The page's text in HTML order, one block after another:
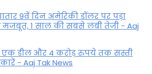
9वें दिन अमेरिकी डॉलर पर पड़ा
मजबूत, 1 साल की सबसे लंबी तेजी - Aaj
एक डील और 4 करोड़ रुपये तक सस्ती
- Aaj Tak News